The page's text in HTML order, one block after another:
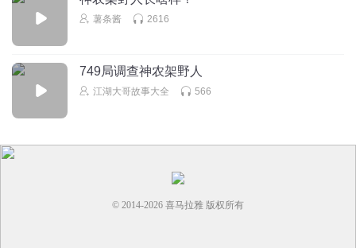
薯条酱 2616
749局调查神农架野人
江湖大哥故事大全 566
© 2014-2026 喜马拉雅 版权所有